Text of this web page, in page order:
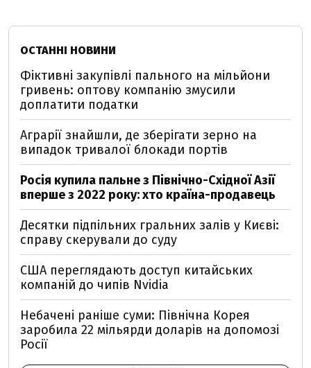
ОСТАННІ НОВИНИ
Фіктивні закупівлі пального на мільйони
гривень: оптову компанію змусили
доплатити податки
Аграрії знайшли, де зберігати зерно на
випадок тривалої блокади портів
Росія купила пальне з Північно-Східної Азії
вперше з 2022 року: хто країна-продавець
Десятки підпільних гральних залів у Києві:
справу скерували до суду
США переглядають доступ китайських
компаній до чипів Nvidia
Небачені раніше суми: Північна Корея
заробила 22 мільярди доларів на допомозі
Росії